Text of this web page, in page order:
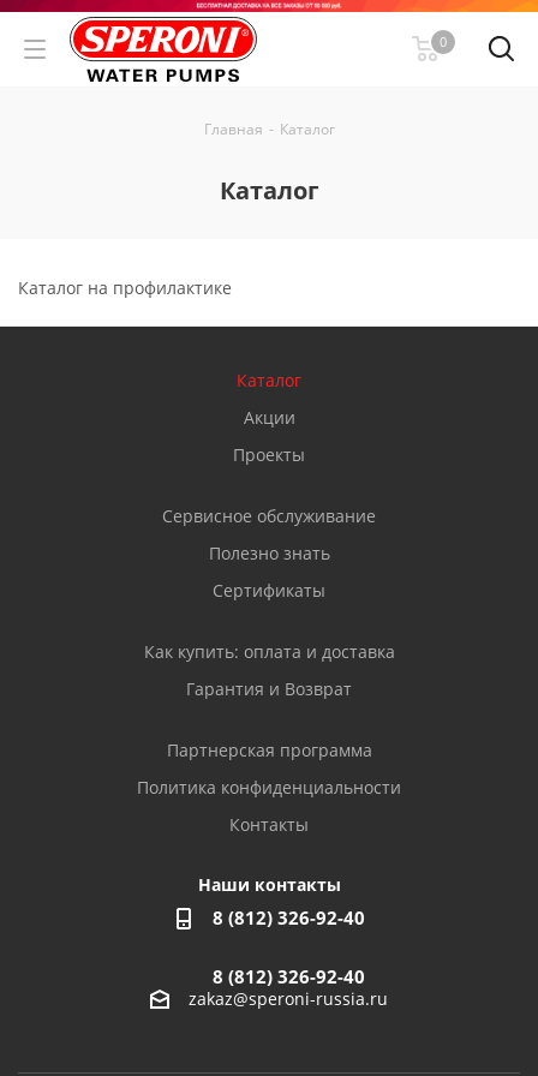
0
Главная - Каталог
Каталог
Каталог на профилактике
Каталог
Акции
Проекты
Сервисное обслуживание
Полезно знать
Сертификаты
Как купить: оплата и доставка
Гарантия и Возврат
Партнерская программа
Политика конфиденциальности
Контакты
Наши контакты
8 (812) 326-92-40
8 (812) 326-92-40
zakaz@speroni-russia.ru